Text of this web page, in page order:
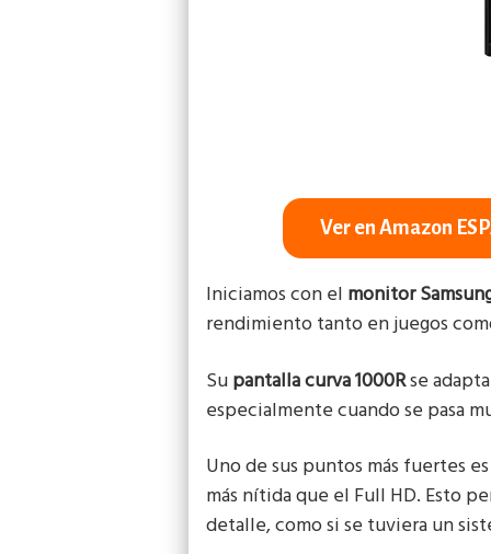
Ver en Amazon
Iniciamos con el monitor
rendimiento tanto en juegos
Supantalla curva 1000Rse
especialmente cuando se pasa
Uno de sus puntos más fuertes
más nítida que el Full HD. Esto
detalle, como si se tuviera un